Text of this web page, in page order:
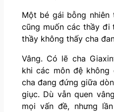
Một bé gái bỗng nhiên
cũng muốn các thầy đi
thầy không thấy cha
Vâng. Có lẽ cha
khi các môn đệ không
cha đang đứng giữa
giục. Dù vẫn quen
mọi vấn đề, nhưng